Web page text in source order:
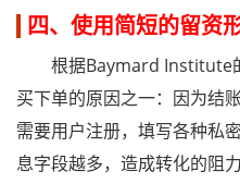
四、使用简短的留资
根据Baymard Institute的
买下单的原因之一：因为结
需要用户注册，填写各种私
息字段越多，造成转化的阻